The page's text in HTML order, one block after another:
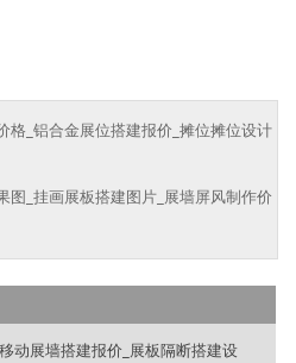
格_铝合金展位搭建报价_摊位摊位设计
图_挂画展板搭建图片_展墙屏风制作价
动展墙搭建报价_展板隔断搭建设